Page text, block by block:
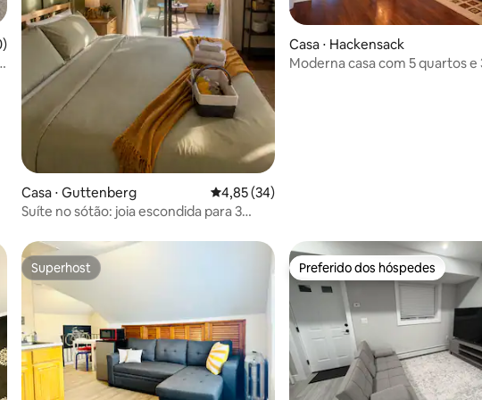
avaliação média de 5, 70 avaliações
Casa ⋅ Guttenberg 4,85 de uma avaliação média de 5, 34
4,85 (34)
Suíte no sótão: joia escondida para 3
Copa do Mundo
Casa ⋅ Hackensack
Moderna casa com 5 quartos e
Superhost
Superhost Preferido dos hóspedes
Preferido dos hóspedes